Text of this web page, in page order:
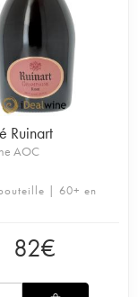
Ruinart
AOC
| 60+ en
82€